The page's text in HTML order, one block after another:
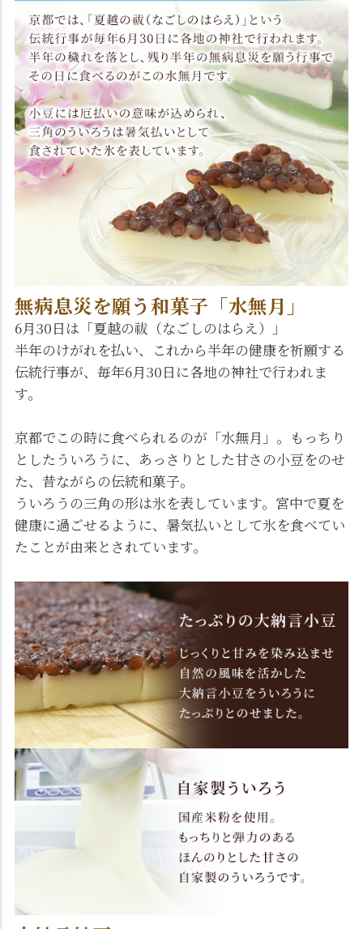
無病息災を願う和菓子「水無月」
6月30日は「夏越の祓（なごしのはらえ）」
半年のけがれを払い、これから半年の健康を祈願する
伝統行事が、毎年6月30日に各地の神社で行われま
す。
京都でこの時に食べられるのが「水無月」。もっちり
としたういろうに、あっさりとした甘さの小豆をのせ
た、昔ながらの伝統和菓子。
ういろうの三角の形は氷を表しています。宮中で夏を
健康に過ごせるように、暑気払いとして氷を食べてい
たことが由来とされています。